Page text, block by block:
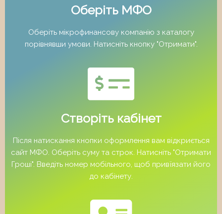
Оберіть МФО
Оберіть мікрофинансову компанію з каталогу
порівнявши умови. Натисніть кнопку "Отримати".
Створіть кабінет
Після натискання кнопки оформлення вам відкриється
сайт МФО. Оберіть суму та строк. Натисніть "Отримати
Гроші". Введіть номер мобільного, щоб привїязати його
до кабінету.